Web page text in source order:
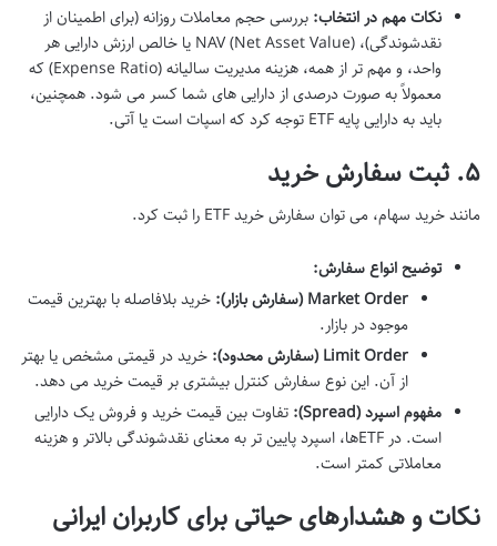
نکات مهم در انتخاب: بررسی حجم معاملات روزانه (برای اطمینان از
نقدشوندگی)، NAV (Net Asset Value) یا خالص ارزش دارایی هر
واحد، و مهم تر از همه، هزینه مدیریت سالیانه (Expense Ratio) که
معمولاً به صورت درصدی از دارایی های شما کسر می شود. همچنین،
باید به دارایی پایه ETF توجه کرد که اسپات است یا آتی.
۵. ثبت سفارش خرید
مانند خرید سهام، می توان سفارش خرید ETF را ثبت کرد.
توضیح انواع سفارش:
Market Order (سفارش بازار):
خرید بلافاصله با بهترین قیمت
موجود در بازار.
Limit Order (سفارش محدود):
خرید در قیمتی مشخص یا بهتر
از آن. این نوع سفارش کنترل بیشتری بر قیمت خرید می دهد.
مفهوم اسپرد (Spread):
تفاوت بین قیمت خرید و فروش یک دارایی
است. در ETFها، اسپرد پایین تر به معنای نقدشوندگی بالاتر و هزینه
معاملاتی کمتر است.
نکات و هشدارهای حیاتی برای کاربران ایرانی